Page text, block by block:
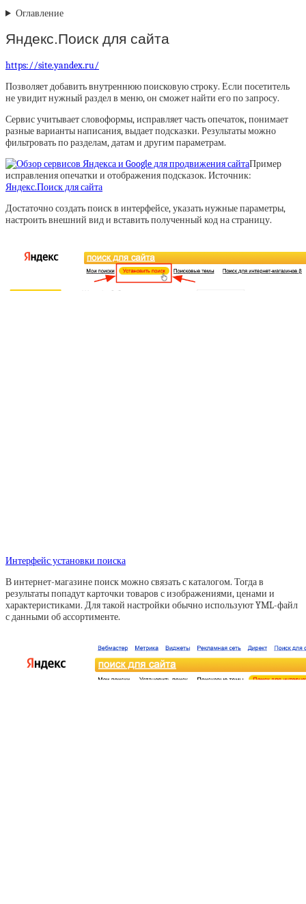
Оглавление
Яндекс.Поиск для сайта
https://site.yandex.ru/
Позволяет добавить внутреннюю поисковую строку. Если посетитель
не увидит нужный раздел в меню, он сможет найти его по запросу.
Сервис учитывает словоформы, исправляет часть опечаток, понимает
разные варианты написания, выдает подсказки. Результаты можно
фильтровать по разделам, датам и другим параметрам.
Пример
исправления опечатки и отображения подсказок. Источник:
Яндекс.Поиск для сайта
Достаточно создать поиск в интерфейсе, указать нужные параметры,
настроить внешний вид и вставить полученный код на страницу.
Интерфейс установки поиска
В интернет-магазине поиск можно связать с каталогом. Тогда в
результаты попадут карточки товаров с изображениями, ценами и
характеристиками. Для такой настройки обычно используют YML-файл
с данными об ассортименте.